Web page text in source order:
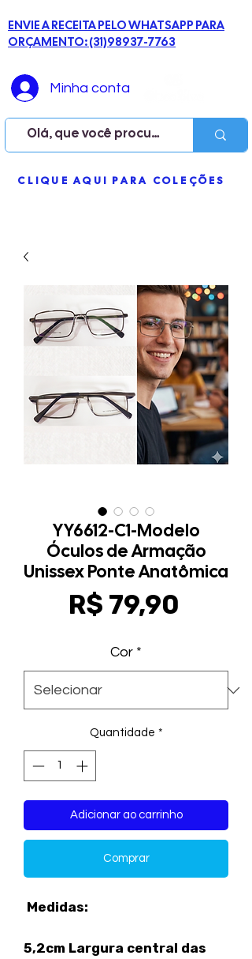
CLIQUE AQUI PARA COLEÇÕES
ME
NU
ENVIE A RECEITA PELO WHATSAPP PARA
ORÇAMENTO: (31)98937-7763
Minha conta
YY6612-C1-Modelo
Óculos de Armação
Unissex Ponte Anatômica
R$ 79,90
Cor *
Quantidade *
Adicionar ao carrinho
Comprar
Medidas:
5,2cm Largura central das